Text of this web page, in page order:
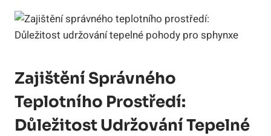
Zajištění Správného
Teplotního Prostředí:
Důležitost Udržování Tepelné